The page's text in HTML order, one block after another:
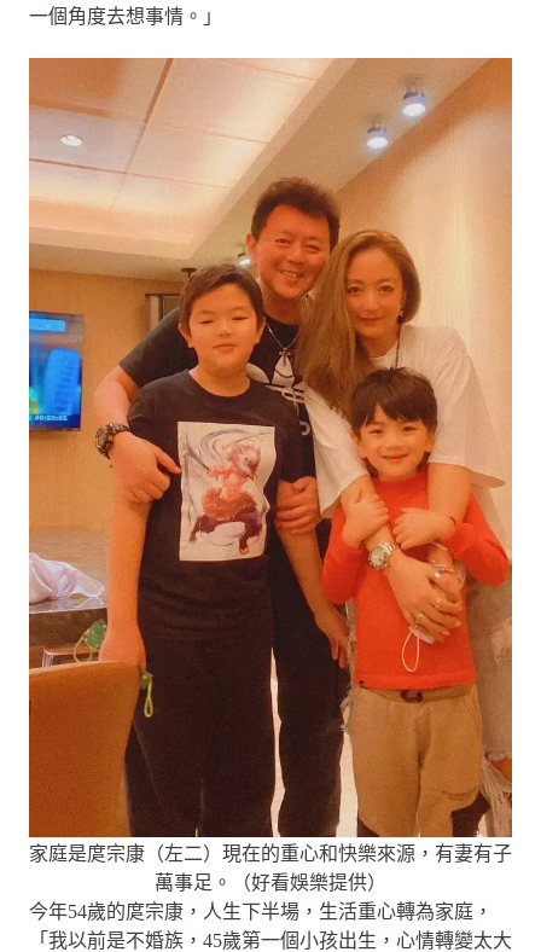
一個角度去想事情。」
家庭是庹宗康（左二）現在的重心和快樂來源，有妻有子
萬事足。（好看娛樂提供）
今年54歲的庹宗康，人生下半場，生活重心轉為家庭，
「我以前是不婚族，45歲第一個小孩出生，心情轉變太大